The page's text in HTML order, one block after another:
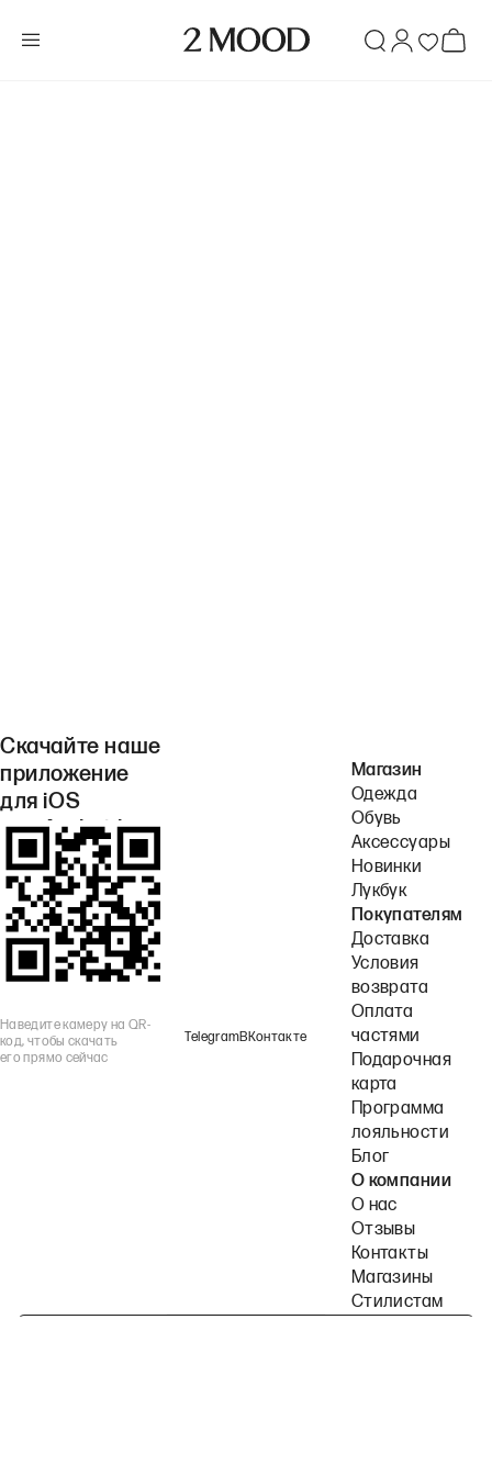
Скачайте наше
приложение
для iOS
или Android.
Наведите камеру на QR-
код, чтобы скачать
его прямо сейчас
TelegramВКонтакте
Магазин
Одежда
Обувь
Аксессуары
Новинки
Лукбук
Покупателям
Доставка
Условия
возврата
Оплата
частями
Подарочная
карта
Программа
лояльности
Блог
О компании
О нас
Отзывы
Контакты
Магазины
Стилистам